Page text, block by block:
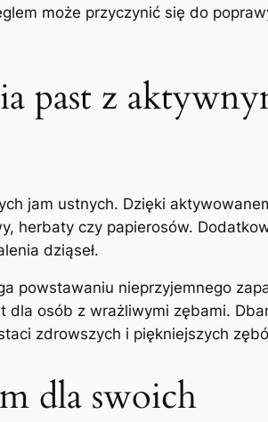
może przyczynić się do
past z⁣
jam ustnych. Dzięki
herbaty czy papierosów.
dziąseł.
powstawaniu nieprzyjemnego
dla osób z wrażliwymi zębami.
zdrowszych i piękniejszych
dla swoich